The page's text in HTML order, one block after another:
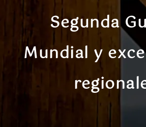
Segunda
Mundial y